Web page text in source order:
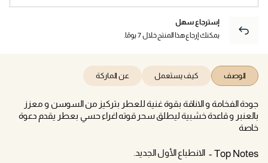
إسترجاع سهل
يمكنك إرجاع هذا المنتج خلال 7 يومًا.
الوصف كيف يستعمل عن الماركة
جودة الفخامة و الاناقة بقوة غنية للعطر بتركيز من السوسن و معزز
بالعنبر و قاعدة خشبية ليطلق سحر قوته اغراء حسي بعطر يقدم دعوة
خاصة
Top Notes الانطباع الأول الجديد.